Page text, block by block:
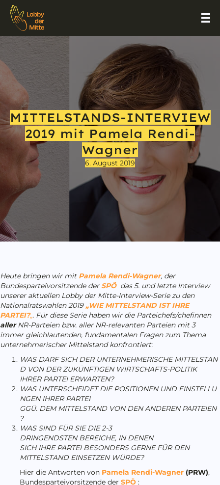
MITTELSTANDS-INTERVIEW
2019 mit Pamela Rendi-
Wagner
6. August 2019
Heute bringen wir mit Pamela Rendi-Wagner, der
Bundesparteivorsitzende der SPÖ das5. und letzte Interview
unserer aktuellen Lobby der Mitte-Interview-Serie zu den
Nationalratswahlen 2019„WIE MITTELSTAND IST IHRE
PARTEI?„. Für diese Serie haben wir die Parteichefs/chefinnen
allerNR-Parteien bzw. aller NR-relevanten Parteien mit 3
immer gleichlautenden, fundamentalen Fragen zum Thema
unternehmerischer Mittelstand konfrontiert:
WAS DARF SICH DER UNTERNEHMERISCHE MITTELSTAN
D VON DER ZUKÜNFTIGEN WIRTSCHAFTS-POLITIK
IHRER PARTEI ERWARTEN?
WAS UNTERSCHEIDET DIE POSITIONEN UND EINSTELLU
NGEN IHRER PARTEI
GGÜ. DEM MITTELSTAND VON DEN ANDEREN PARTEIEN
?
WAS SIND FÜR SIE DIE 2-3
DRINGENDSTEN BEREICHE, IN DENEN
SICH IHRE PARTEI BESONDERS GERNE FÜR DEN
MITTELSTAND EINSETZEN WÜRDE?
Hier die Antworten von Pamela Rendi-Wagner (PRW),
Bundesparteivorsitzende der SPÖ :